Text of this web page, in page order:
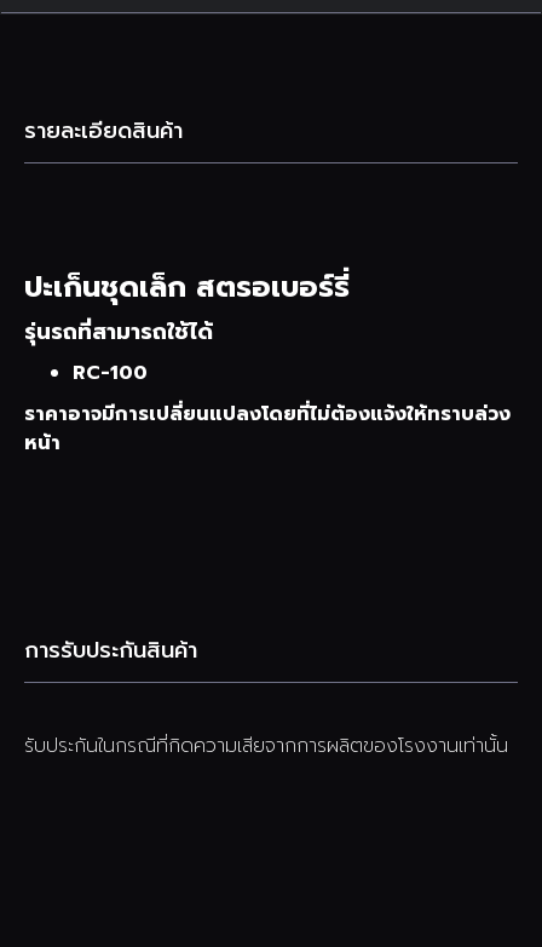
รายละเอียดสินค้า
ปะเก็นชุดเล็ก สตรอเบอร์รี่
รุ่นรถที่สามารถใช้ได้
RC-100
ราคาอาจมีการเปลี่ยนแปลงโดยที่ไม่ต้องแจ้งให้ทราบล่วง
หน้า
การรับประกันสินค้า
รับประกันในกรณีที่กิดความเสียจากการผลิตของโรงงานเท่านั้น